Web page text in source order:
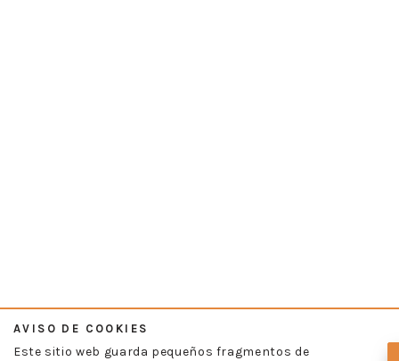
AVISO DE COOKIES
Este sitio web guarda pequeños fragmentos de